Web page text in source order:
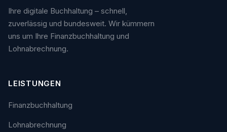
Ihre digitale Buchhaltung – schnell,
zuverlässig und bundesweit. Wir kümmern
uns um Ihre Finanzbuchhaltung und
Lohnabrechnung.
LEISTUNGEN
Finanzbuchhaltung
Lohnabrechnung